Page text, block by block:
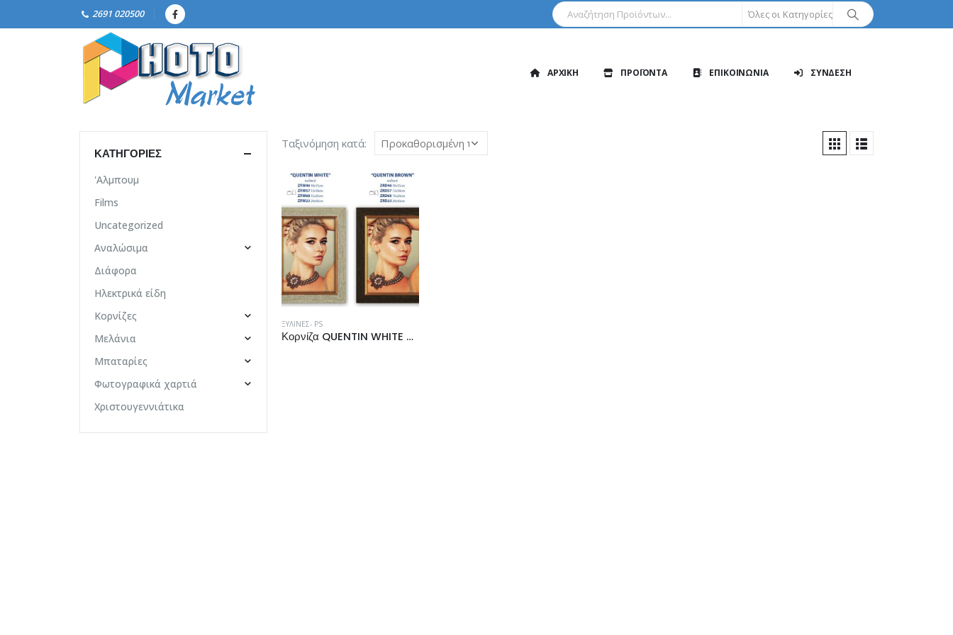
2691 020500 Όλες οι Κατηγορίες
ΑΡΧΙΚΗ ΠΡΟΪΟΝΤΑ ΕΠΙΚΟΙΝΩΝΙΑ ΣΥΝΔΕΣΗ
Ταξινόμηση κατά:
ΞΎΛΙΝΕΣ- PS
Κορνίζα QUENTIN WHITE AND QUENTIN BROWN
ΚΑΤΗΓΟΡΊΕΣ
'Αλμπουμ
Films
Uncategorized
Αναλώσιμα
Διάφορα
Ηλεκτρικά είδη
Κορνίζες
Μελάνια
Μπαταρίες
Φωτογραφικά χαρτιά
Χριστουγεννιάτικα